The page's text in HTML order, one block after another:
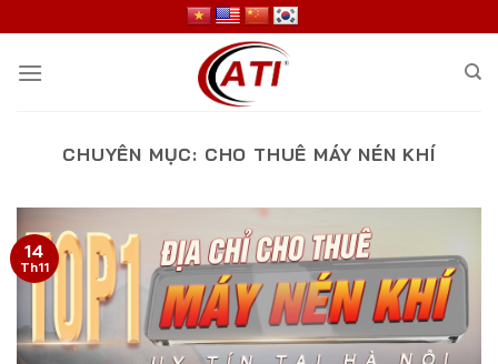
to
content
CHUYÊN MỤC: CHO THUÊ MÁY NÉN KHÍ
14
Th11